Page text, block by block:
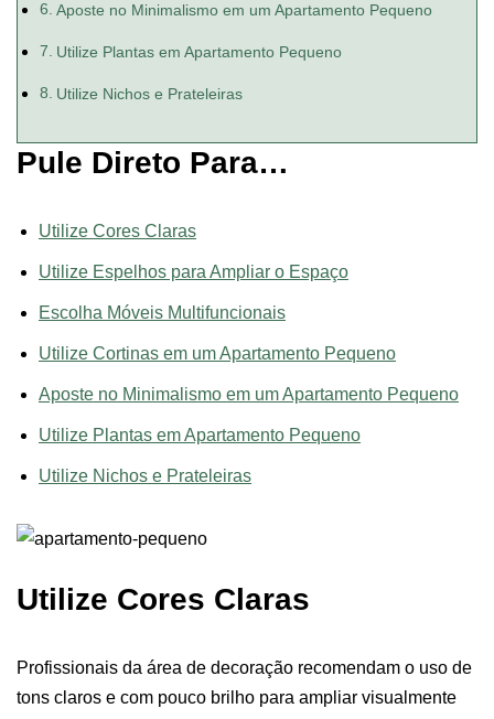
Aposte no Minimalismo em um Apartamento Pequeno
Utilize Plantas em Apartamento Pequeno
Utilize Nichos e Prateleiras
Pule Direto Para…
Utilize Cores Claras
Utilize Espelhos para Ampliar o Espaço
Escolha Móveis Multifuncionais
Utilize Cortinas em um Apartamento Pequeno
Aposte no Minimalismo em um Apartamento Pequeno
Utilize Plantas em Apartamento Pequeno
Utilize Nichos e Prateleiras
Utilize Cores Claras
Profissionais da área de decoração recomendam o uso de
tons claros e com pouco brilho para ampliar visualmente